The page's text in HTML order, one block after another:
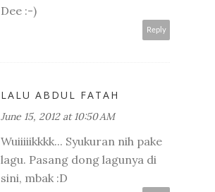
Dee :-)
Reply
LALU ABDUL FATAH
June 15, 2012 at 10:50 AM
Wuiiiiikkkk... Syukuran nih pake
lagu. Pasang dong lagunya di
sini, mbak :D